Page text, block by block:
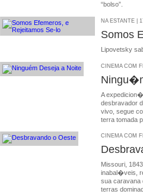
“bolso”.
NA ESTANTE |
Somos
Lipovetsky
CINEMA COM
A
desbravador
vivo, segue
terra tomada
CINEMA COM
Missouri,
inabal�veis,
sua caravana
terras